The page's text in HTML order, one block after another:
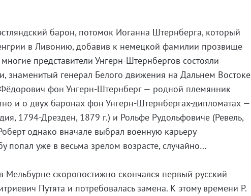
барон, потомок Иоганна Штернберга, который
в Ливонию, добавив к немецкой фамилии прозвище
представители Унгерн-Штернбергов состояли
знаменитый генерал Белого движения на Дальнем Востоке
фон Унгерн-Штернберг — родной племянник
и о двух баронах фон Унгерн-Штернбергах-дипломатах —
1794-Дрезден, 1879 г.) и Рольфе Рудольфовиче (Ревель,
однако вначале выбрал военную карьеру
попал уже в весьма зрелом возрасте, случайно…
Мельбурне скоропостижно скончался первый русский
Путята и потребовалась замена. К этому времени Р.